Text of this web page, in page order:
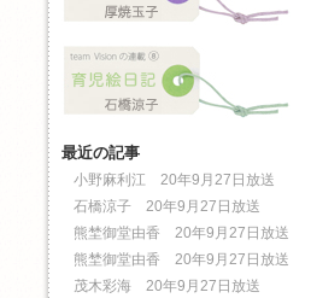
最近の記事
小野麻利江 20年9月27日放送
石橋涼子 20年9月27日放送
熊埜御堂由香 20年9月27日放送
熊埜御堂由香 20年9月27日放送
茂木彩海 20年9月27日放送